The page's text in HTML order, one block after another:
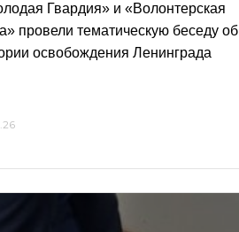
Гвардия» и «Волонтерская
провели тематическую беседу об
освобождения Ленинграда